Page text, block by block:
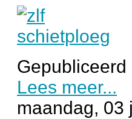
Gepubliceerd
Lees meer...
maandag, 03